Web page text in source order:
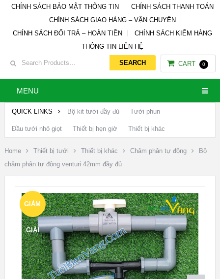
CHÍNH SÁCH BẢO MẬT THÔNG TIN
CHÍNH SÁCH THANH TOÁN
CHÍNH SÁCH GIAO HÀNG – VẬN CHUYỂN
CHÍNH SÁCH ĐỔI TRẢ – HOÀN TIỀN
CHÍNH SÁCH KIỂM HÀNG
THÔNG TIN LIÊN HỆ
CART 0
MENU
QUICK LINKS Bộ kit tưới đầy đủ Tưới phun
Đầu tưới nhỏ giọt Thiết bị hẹn giờ Thiết bị khác
Home Thiết bị tưới Thiết bị khác Châm phân tự động
Bộ
châm phân tự động venturi 42mm đầy đủ
GIẢM
GIÁ!